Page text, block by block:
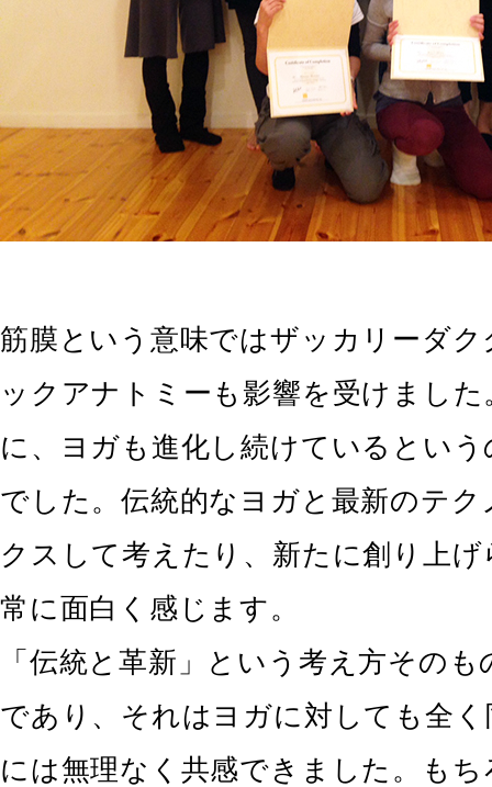
筋膜という意味ではザッカリーダ
ックアナトミーも影響を受けまし
に、ヨガも進化し続けているとい
でした。伝統的なヨガと最新のテ
クスして考えたり、新たに創り上
常に面白く感じます。
「伝統と革新」という考え方その
であり、それはヨガに対しても全
には無理なく共感できました。も